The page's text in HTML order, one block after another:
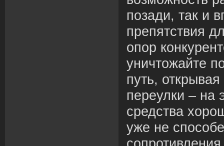
позади, так и в
препятствия
опор
уничтожайте
путь, открывая
переулки – на
средства
уже не